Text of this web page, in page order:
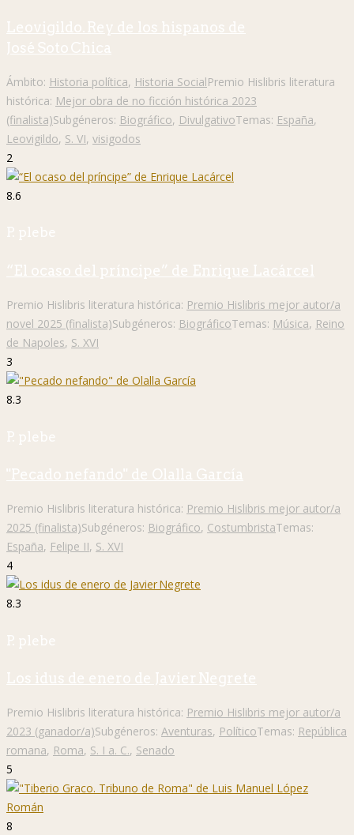
Leovigildo. Rey de los hispanos de
José Soto Chica
Ámbito: Historia política, Historia SocialPremio Hislibris literatura
histórica: Mejor obra de no ficción histórica 2023
(finalista)Subgéneros: Biográfico, DivulgativoTemas: España,
Leovigildo, S. VI, visigodos
2
8.6
P. plebe
“El ocaso del príncipe” de Enrique Lacárcel
Premio Hislibris literatura histórica: Premio Hislibris mejor autor/a
novel 2025 (finalista)Subgéneros: BiográficoTemas: Música, Reino
de Napoles, S. XVI
3
8.3
P. plebe
"Pecado nefando" de Olalla García
Premio Hislibris literatura histórica: Premio Hislibris mejor autor/a
2025 (finalista)Subgéneros: Biográfico, CostumbristaTemas:
España, Felipe II, S. XVI
4
8.3
P. plebe
Los idus de enero de Javier Negrete
Premio Hislibris literatura histórica: Premio Hislibris mejor autor/a
2023 (ganador/a)Subgéneros: Aventuras, PolíticoTemas: República
romana, Roma, S. I a. C., Senado
5
8